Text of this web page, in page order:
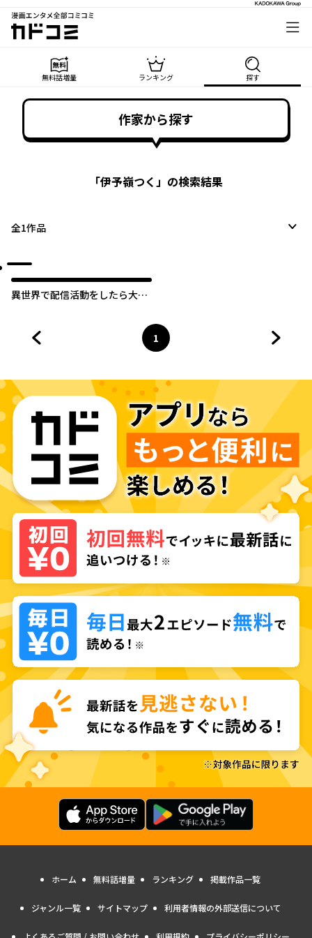
漫画エンタメ全部コミコミ
カドコミ
無料話増量 ランキング 探す
作家から探す
「伊予嶺つく」の検索結果
全1作品
異世界で配信活動をしたら大量
ページ
1
へ
ホーム 無料話増量 ランキング 掲載作品一覧
ジャンル一覧 サイトマップ 利用者情報の外部送信について